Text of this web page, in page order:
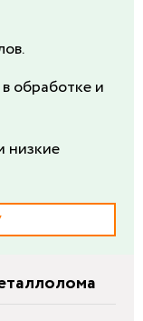
обработке и
низкие